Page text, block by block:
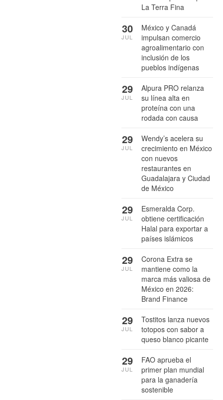
La Terra Fina
México y Canadá
impulsan comercio
agroalimentario con
inclusión de los
pueblos indígenas
30
JUL
Alpura PRO relanza
su línea alta en
proteína con una
rodada con causa
29
JUL
Wendy’s acelera su
crecimiento en México
con nuevos
restaurantes en
Guadalajara y Ciudad
de México
29
JUL
Esmeralda Corp.
obtiene certificación
Halal para exportar a
países islámicos
29
JUL
Corona Extra se
mantiene como la
marca más valiosa de
México en 2026:
Brand Finance
29
JUL
Tostitos lanza nuevos
totopos con sabor a
queso blanco picante
29
JUL
FAO aprueba el
primer plan mundial
para la ganadería
sostenible
29
JUL